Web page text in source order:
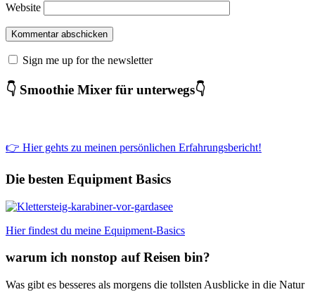
Website
Sign me up for the newsletter
👇 Smoothie Mixer für unterwegs👇
👉 Hier gehts zu meinen persönlichen Erfahrungsbericht!
Die besten Equipment Basics
Hier findest du meine Equipment-Basics
warum ich nonstop auf Reisen bin?
Was gibt es besseres als morgens die tollsten Ausblicke in die Natur